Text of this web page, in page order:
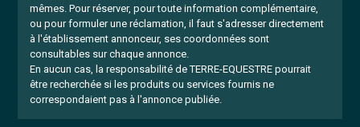
mêmes. Pour réserver, pour toute information complémentaire,
ou pour formuler une réclamation, il faut s'adresser directement
à l'établissement annonceur, ses coordonnées sont
consultables sur chaque annonce.
En aucun cas, la responsabilité de TERRE-EQUESTRE pourrait
être recherchée si les produits ou services fournis ne
correspondaient pas à l'annonce publiée.